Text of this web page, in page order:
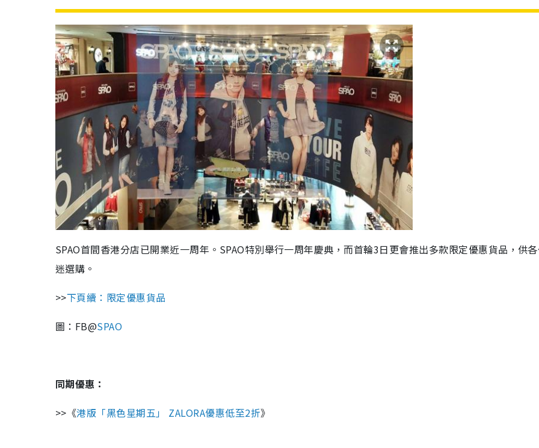
SPAO首間香港分店已開業近一周年。SPAO特別舉行一周年慶典，而首輪3日更會推出多款限定優惠貨品，供
迷選購。
>>下頁續：限定優惠貨品
圖：FB@SPAO
同期優惠：
>>《港版「黑色星期五」 ZALORA優惠低至2折》